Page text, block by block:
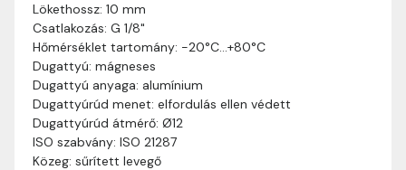
Lökethossz: 10 mm
Csatlakozás: G 1/8"
Hőmérséklet tartomány: -20°C…+80°C
Dugattyú: mágneses
Dugattyú anyaga: alumínium
Dugattyúrúd menet: elfordulás ellen védett
Dugattyúrúd átmérő: Ø12
ISO szabvány: ISO 21287
Közeg: sűrített levegő
Szállítási idő:
munkanapon belül kézbesítjük. Amennyiben
valamilyen okból kifolyólag a szállítás hosszabb
ideig tart, előre értesítünk benneteket.
Szállítási díj: A szállítási díj függ a termék súlyától
és a szállítási cím távolságától. A pontos szállítási
díjat a vásárlás folyamata során megtekinthetitek,
mielőtt a rendelést véglegesítitek.